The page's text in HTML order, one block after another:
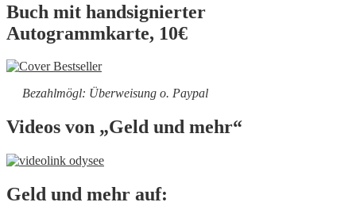
Buch mit handsignierter
Autogrammkarte, 10€
Bezahlmögl: Überweisung o. Paypal
Videos von „Geld und mehr“
Geld und mehr auf: